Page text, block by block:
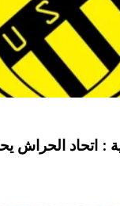
: اتحاد الحراش